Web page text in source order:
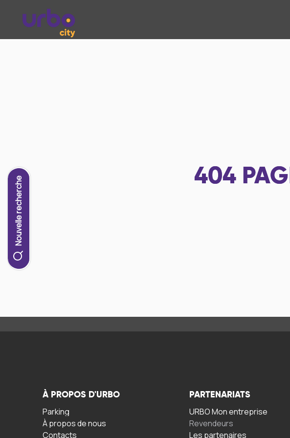
Nouvelle recherche 404
À PROPOS D'URBO
Parking
À propos de nous
Contacts
PARTENARIATS
URBO Mon entreprise
Revendeurs
Les partenaires